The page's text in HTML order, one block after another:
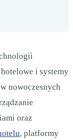
i systemy
nowoczesnych
oraz
, platformy